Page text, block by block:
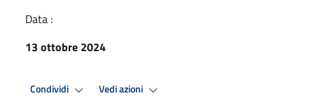
Data :
13 ottobre 2024
Condividi Vedi azioni